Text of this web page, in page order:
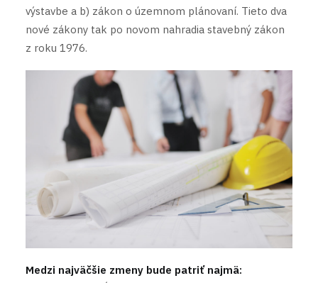
výstavbe a b) zákon o územnom plánovaní. Tieto dva
nové zákony tak po novom nahradia stavebný zákon
z roku 1976.
Medzi najväčšie zmeny bude patriť najmä: